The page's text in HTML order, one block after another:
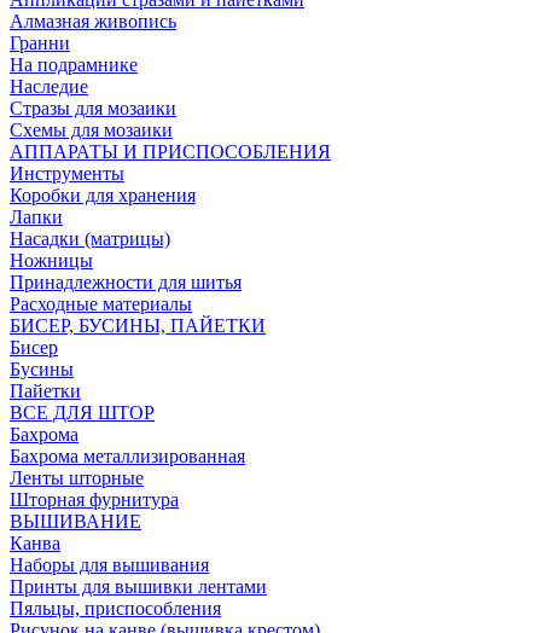
Алмазная живопись
Гранни
На подрамнике
Наследие
Стразы для мозаики
Схемы для мозаики
АППАРАТЫ И ПРИСПОСОБЛЕНИЯ
Инструменты
Коробки для хранения
Лапки
Насадки (матрицы)
Ножницы
Принадлежности для шитья
Расходные материалы
БИСЕР, БУСИНЫ, ПАЙЕТКИ
Бисер
Бусины
Пайетки
ВСЕ ДЛЯ ШТОР
Бахрома
Бахрома металлизированная
Ленты шторные
Шторная фурнитура
ВЫШИВАНИЕ
Канва
Наборы для вышивания
Принты для вышивки лентами
Пяльцы, приспособления